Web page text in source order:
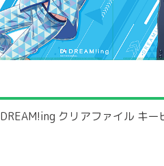
DREAM!ing クリアファイル キー